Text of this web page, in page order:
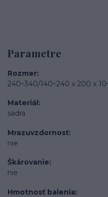
Parametre
Rozmer
240÷340/140÷240 x 200 x
Materiál
sadra
Mrazuvzdornosť
nie
Škárovanie
nie
Hmotnosť balenia